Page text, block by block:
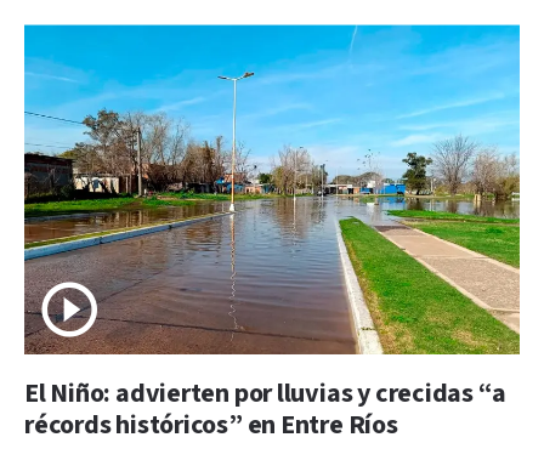
El Niño: advierten por lluvias y crecidas “a
récords históricos” en Entre Ríos